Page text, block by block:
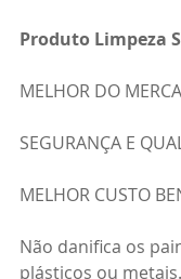
Produto Limpeza
MELHOR DO
SEGURANÇA E
MELHOR CUSTO
Não danifica os
plásticos ou metais.